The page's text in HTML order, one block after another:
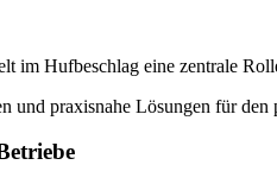
im Hufbeschlag eine zentrale
und praxisnahe Lösungen für